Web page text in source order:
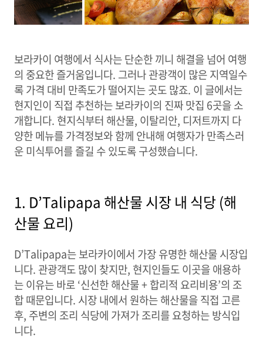
보라카이 여행에서 식사는 단순한 끼니 해결을 넘어 여행
의 중요한 즐거움입니다. 그러나 관광객이 많은 지역일수
록 가격 대비 만족도가 떨어지는 곳도 많죠. 이 글에서는
현지인이 직접 추천하는 보라카이의 진짜 맛집 6곳을 소
개합니다. 현지식부터 해산물, 이탈리안, 디저트까지 다
양한 메뉴를 가격정보와 함께 안내해 여행자가 만족스러
운 미식투어를 즐길 수 있도록 구성했습니다.
1. D’Talipapa 해산물 시장 내 식당 (해
산물 요리)
D’Talipapa는 보라카이에서 가장 유명한 해산물 시장입
니다. 관광객도 많이 찾지만, 현지인들도 이곳을 애용하
는 이유는 바로 ‘신선한 해산물 + 합리적 요리비용’의 조
합 때문입니다. 시장 내에서 원하는 해산물을 직접 고른
후, 주변의 조리 식당에 가져가 조리를 요청하는 방식입
니다.